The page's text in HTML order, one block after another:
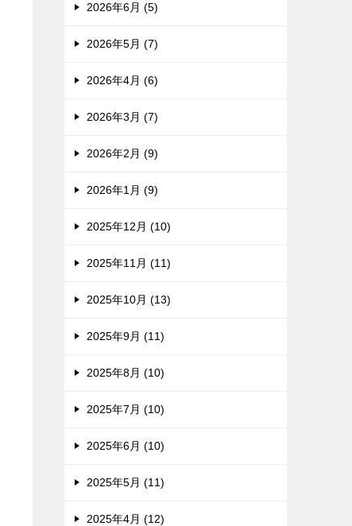
2026年6月 (5)
2026年5月 (7)
2026年4月 (6)
2026年3月 (7)
2026年2月 (9)
2026年1月 (9)
2025年12月 (10)
2025年11月 (11)
2025年10月 (13)
2025年9月 (11)
2025年8月 (10)
2025年7月 (10)
2025年6月 (10)
2025年5月 (11)
2025年4月 (12)